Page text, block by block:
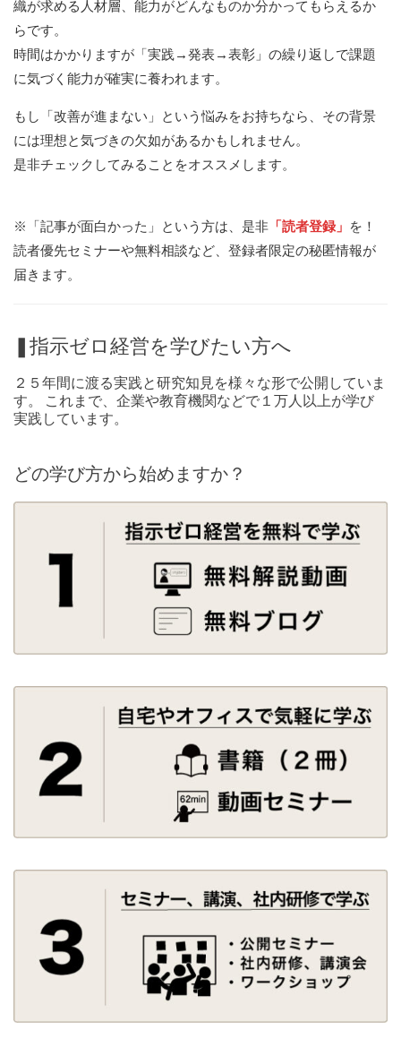
織が求める人材層、能力がどんなものか分かってもらえるか
らです。
時間はかかりますが「実践→発表→表彰」の繰り返しで課題
に気づく能力が確実に養われます。
もし「改善が進まない」という悩みをお持ちなら、その背景
には理想と気づきの欠如があるかもしれません。
是非チェックしてみることをオススメします。
※「記事が面白かった」という方は、是非 「読者登録」 を！
読者優先セミナーや無料相談など、登録者限定の秘匿情報が
届きます。
❚指示ゼロ経営を学びたい方へ
２５年間に渡る実践と研究知見を様々な形で公開していま
す。 これまで、企業や教育機関などで１万人以上が学び
実践しています。
どの学び方から始めますか？